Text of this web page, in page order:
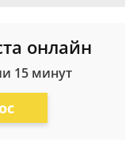
онлайн
15 минут